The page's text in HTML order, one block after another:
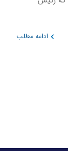
ادامه مطلب